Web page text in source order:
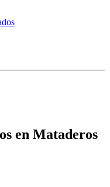
en Mataderos